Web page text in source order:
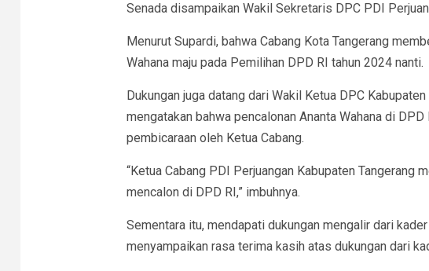
Senada disampaikan Wakil Sekretaris DPC PDI
Menurut Supardi, bahwa Cabang Kota Tangerang
Wahana maju pada Pemilihan DPD RI tahun 2024 nanti.
Dukungan juga datang dari Wakil Ketua DPC
mengatakan bahwa pencalonan Ananta Wahana di
pembicaraan oleh Ketua Cabang.
“Ketua Cabang PDI Perjuangan Kabupaten Tangerang
mencalon di DPD RI,” imbuhnya.
Sementara itu, mendapati dukungan mengalir dari
menyampaikan rasa terima kasih atas dukungan dari